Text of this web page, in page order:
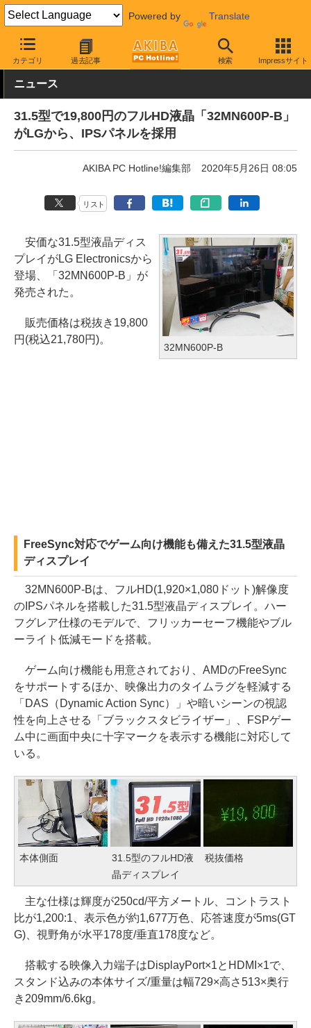
Powered by Translate
カテゴリ 過去記事 検索 Impressサイト
AKIBA PC Hotline! PC周辺機器 液晶ディスプレイ・モニター
ニュース
31.5型で19,800円のフルHD液晶「32MN600P-B」
がLGから、IPSパネルを採用
AKIBA PC Hotline!編集部 2020年5月26日 08:05
リスト
32MN600P-B
安価な31.5型液晶ディス
プレイがLG Electronicsから
登場、「32MN600P-B」が
発売された。
販売価格は税抜き19,800
円(税込21,780円)。
FreeSync対応でゲーム向け機能も備えた31.5型液晶
ディスプレイ
32MN600P-Bは、フルHD(1,920×1,080ドット)解像度
のIPSパネルを搭載した31.5型液晶ディスプレイ。ハー
フグレア仕様のモデルで、フリッカーセーフ機能やブル
ーライト低減モードを搭載。
ゲーム向け機能も用意されており、AMDのFreeSync
をサポートするほか、映像出力のタイムラグを軽減する
「DAS（Dynamic Action Sync）」や暗いシーンの視認
性を向上させる「ブラックスタビライザー」、FSPゲー
ム中に画面中央に十字マークを表示する機能に対応して
いる。
本体側面
31.5型のフルHD液
晶ディスプレイ
税抜価格
主な仕様は輝度が250cd/平方メートル、コントラスト
比が1,200:1、表示色が約1,677万色、応答速度が5ms(GT
G)、視野角が水平178度/垂直178度など。
搭載する映像入力端子はDisplayPort×1とHDMI×1で、
スタンド込みの本体サイズ/重量は幅729×高さ513×奥行
き209mm/6.6kg。